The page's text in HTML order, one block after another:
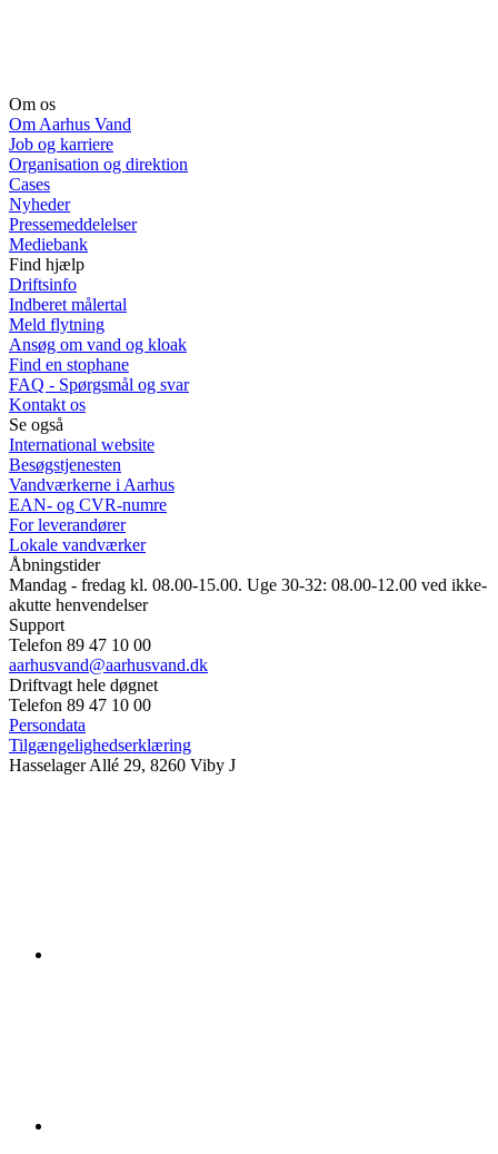
Om os
Om Aarhus Vand
Job og karriere
Organisation og direktion
Cases
Nyheder
Pressemeddelelser
Mediebank
Find hjælp
Driftsinfo
Indberet målertal
Meld flytning
Ansøg om vand og kloak
Find en stophane
FAQ - Spørgsmål og svar
Kontakt os
Se også
International website
Besøgstjenesten
Vandværkerne i Aarhus
EAN- og CVR-numre
For leverandører
Lokale vandværker
Åbningstider
Mandag - fredag kl. 08.00-15.00. Uge 30-32: 08.00-12.00 ved ikke-
akutte henvendelser
Support
Telefon 89 47 10 00
aarhusvand@aarhusvand.dk
Driftvagt hele døgnet
Telefon 89 47 10 00
Persondata
Tilgængelighedserklæring
Hasselager Allé 29, 8260 Viby J